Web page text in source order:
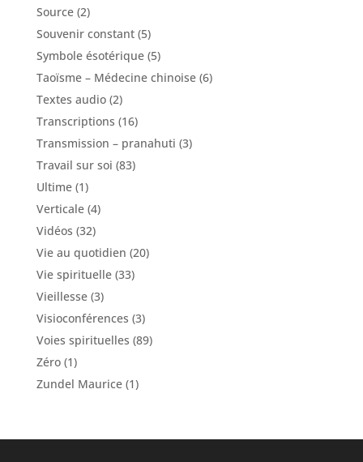
Source(2)
Souvenir constant(5)
Symbole ésotérique(5)
Taoïsme – Médecine chinoise(6)
Textes audio(2)
Transcriptions (16)
Transmission – pranahuti (3)
Travail sur soi (83)
Ultime(1)
Verticale(4)
Vidéos (32)
Vie au quotidien (20)
Vie spirituelle(33)
Vieillesse(3)
Visioconférences (3)
Voies spirituelles (89)
Zéro(1)
Zundel Maurice(1)